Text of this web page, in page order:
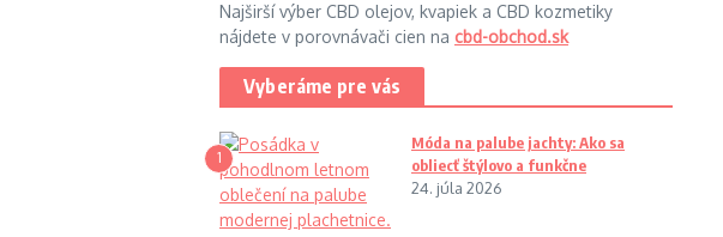
Najširší výber CBD olejov, kvapiek a CBD kozmetiky
nájdete v porovnávači cien na cbd-obchod.sk
Vyberáme pre vás
1
Móda na palube jachty: Ako sa
obliecť štýlovo a funkčne
24. júla 2026